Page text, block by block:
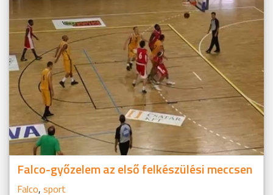
Falco-győzelem az első felkészülési meccsen
Falco, sport